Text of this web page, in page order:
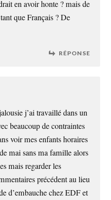
en avoir honte ? mais de
que Français ? De
RÉPONSE
j’ai travaillé dans un
beaucoup de contraintes
voir mes enfants horaires
mai sans ma famille alors
mais regarder les
précédent au lieu
d’embauche chez EDF et